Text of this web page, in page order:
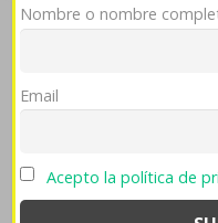
Virgencita sino
Tags:
https://www.rucks.de/
fpnatacao.pt->
https://www.autodanubia.hu/
Nombre o nombre
Email
Acepto la política de